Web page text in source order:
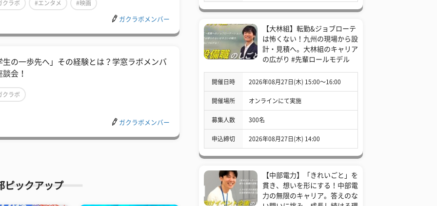
クラボ #エンタメ #映画
ガクラボメンバー
生の一歩先へ」その経験とは？学窓ラボメンバ
談会！
クラボ
ガクラボメンバー
ピックアップ
【大林組】転勤&ジョブローテ
は怖くない！九州の現場から設
計・見積へ。大林組のキャリア
の広がり #先輩ロールモデル
開催日時 2026年08月27日(木) 15:00〜16:00
開催場所 オンラインにて実施
募集人数 300名
申込締切 2026年08月27日(木) 14:00
【中部電力】「きれいごと」を
貫き、想いを形にする！中部電
力の無限のキャリア。答えのな